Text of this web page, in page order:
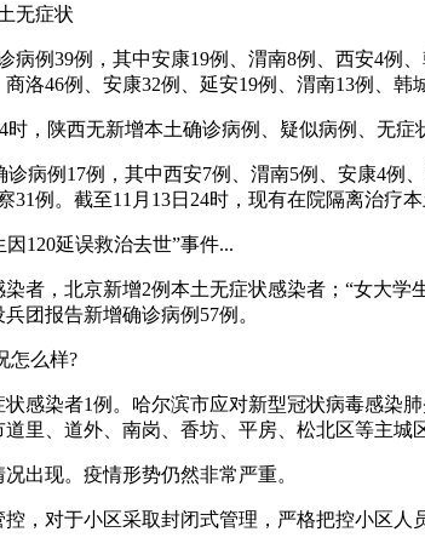
无症状
病例39例，其中安康19例、渭南8例、西安4
洛46例、安康32例、延安19例、渭南13例、韩
，陕西无新增本土确诊病例、疑似病例、无症
诊病例17例，其中西安7例、渭南5例、安康4
例。截至11月13日24时，现有在院隔离治疗
120延误救治去世”事件...
者，北京新增2例本土无症状感染者；“女大
团报告新增确诊病例57例。
怎么样?
感染者1例。哈尔滨市应对新型冠状病毒感
里、道外、南岗、香坊、平房、松北区等主城
出现。疫情形势仍然非常严重。
，对于小区采取封闭式管理，严格把控小区人